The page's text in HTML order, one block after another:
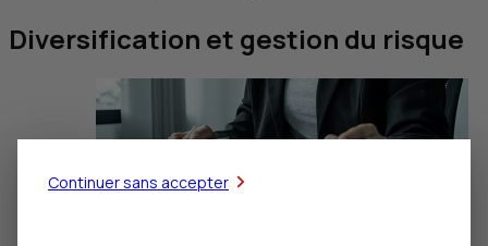
Diversification et gestion du risque
Continuer sans accepter